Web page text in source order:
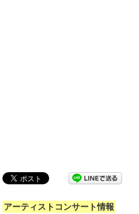
アーティストコンサート情報